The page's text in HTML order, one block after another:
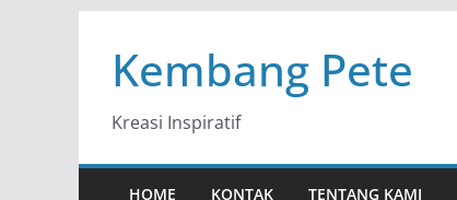
contentKembang Pete
Kreasi Inspiratif
HOME KONTAK TENTANG KAMI